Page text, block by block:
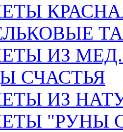
ИЗ
СЧАСТЬЯ
ИЗ
"РУНЫ